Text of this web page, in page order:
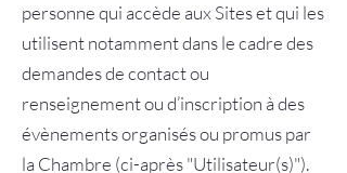
personne qui accède aux Sites et qui les
utilisent notamment dans le cadre des
demandes de contact ou
renseignement ou d’inscription à des
évènements organisés ou promus par
la Chambre (ci-après "Utilisateur(s)").